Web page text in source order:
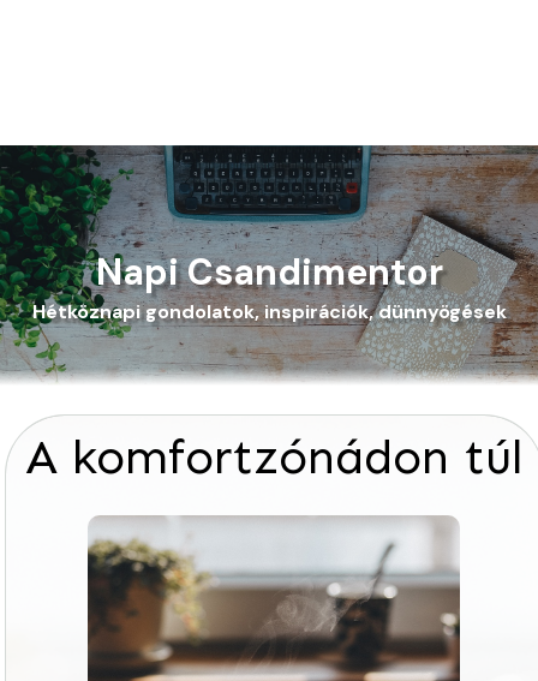
Napi Csandimentor
Hétköznapi gondolatok, inspirációk, dünnyögések
A komfortzónádon túl